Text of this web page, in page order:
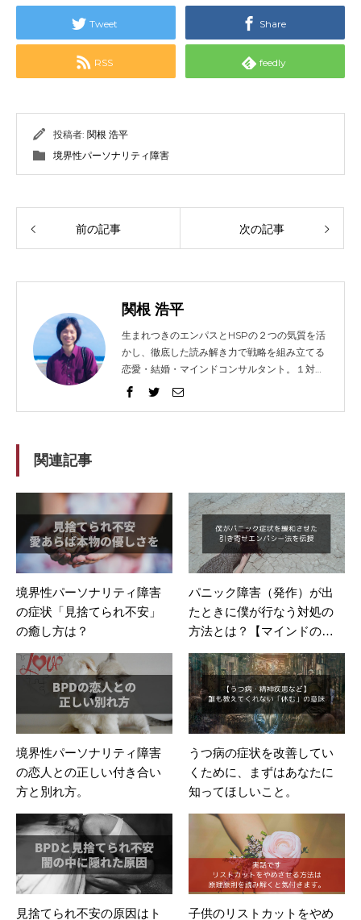
Tweet Share
RSS feedly
投稿者: 関根 浩平
境界性パーソナリティ障害
前の記事 次の記事
関根 浩平
生まれつきのエンパスとHSPの２つの気質を活
かし、徹底した読み解き力で戦略を組み立てる
恋愛・結婚・マインドコンサルタント。１対１
でガッツリ語り合うセッションとコンテンツ発
ージ制作もしてますが、WEBデザイナーでは
ないのです。
関連記事
境界性パーソナリティ障害
の症状「見捨てられ不安」
の癒し方は？
パニック障害（発作）が出
たときに僕が行なう対処の
方法とは？【マインドの専
門家】
境界性パーソナリティ障害
の恋人との正しい付き合い
方と別れ方。
うつ病の症状を改善してい
くために、まずはあなたに
知ってほしいこと。
見捨てられ不安の原因はト 子供のリストカットをやめ